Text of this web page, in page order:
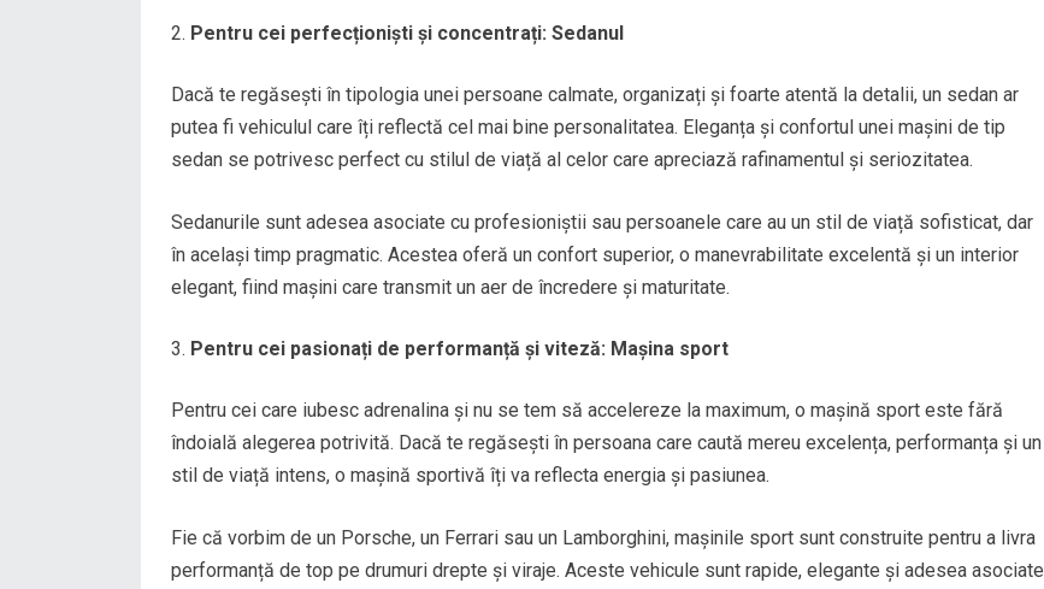
Pentru cei perfecționiști și concentrați: Sedanul
Dacă te regăsești în tipologia unei persoane calmate, organizați și foarte atentă la detalii, un sedan ar
putea fi vehiculul care îți reflectă cel mai bine personalitatea. Eleganța și confortul unei mașini de tip
sedan se potrivesc perfect cu stilul de viață al celor care apreciază rafinamentul și seriozitatea.
Sedanurile sunt adesea asociate cu profesioniștii sau persoanele care au un stil de viață sofisticat, dar
în același timp pragmatic. Acestea oferă un confort superior, o manevrabilitate excelentă și un interior
elegant, fiind mașini care transmit un aer de încredere și maturitate.
Pentru cei pasionați de performanță și viteză: Mașina sport
Pentru cei care iubesc adrenalina și nu se tem să accelereze la maximum, o mașină sport este fără
îndoială alegerea potrivită. Dacă te regăsești în persoana care caută mereu excelența, performanța și un
stil de viață intens, o mașină sportivă îți va reflecta energia și pasiunea.
Fie că vorbim de un Porsche, un Ferrari sau un Lamborghini, mașinile sport sunt construite pentru a livra
performanță de top pe drumuri drepte și viraje. Aceste vehicule sunt rapide, elegante și adesea asociate